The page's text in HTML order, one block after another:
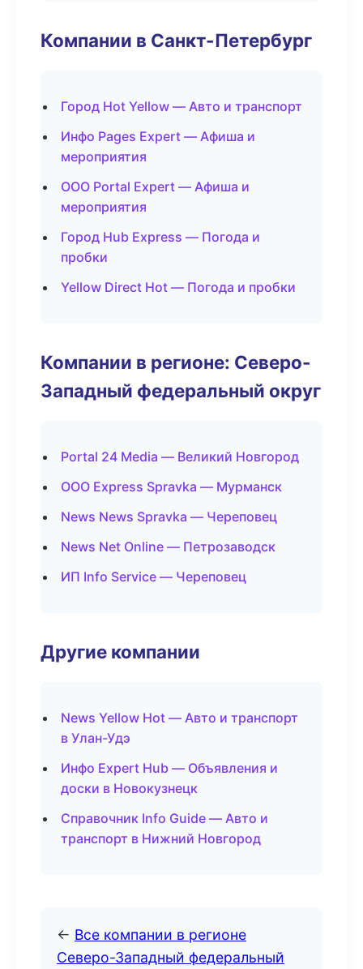
Компании в Санкт-Петербург
Город Hot Yellow — Авто и транспорт
Инфо Pages Expert — Афиша и
мероприятия
ООО Portal Expert — Афиша и
мероприятия
Город Hub Express — Погода и
пробки
Yellow Direct Hot — Погода и пробки
Компании в регионе: Северо-
Западный федеральный округ
Portal 24 Media — Великий Новгород
ООО Express Spravka — Мурманск
News News Spravka — Череповец
News Net Online — Петрозаводск
ИП Info Service — Череповец
Другие компании
News Yellow Hot — Авто и транспорт
в Улан-Удэ
Инфо Expert Hub — Объявления и
доски в Новокузнецк
Справочник Info Guide — Авто и
транспорт в Нижний Новгород
← Все компании в регионе
Северо-Западный федеральный